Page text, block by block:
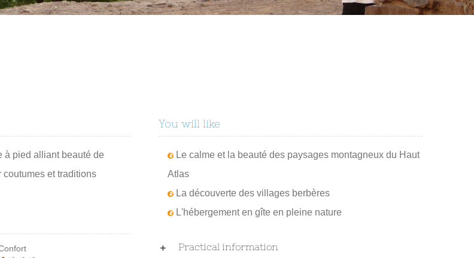
à pied alliant beauté de
et traditions
You will like
Le calme et la beauté des paysages montagneux du Haut
Atlas
La découverte des villages berbères
L'hébergement en gîte en pleine nature
Practical information